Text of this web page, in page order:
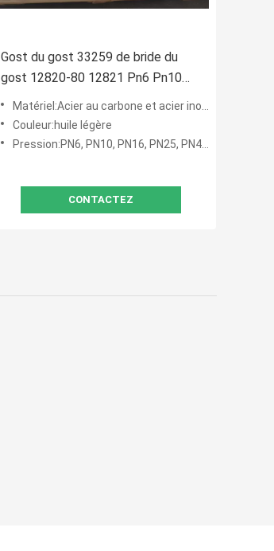
Gost du gost 33259 de bride du
gost 12820-80 12821 Pn6 Pn10
Pn16 Pn25 Pn64 Pn100 St20
Matériel:Acier au carbone et acier inoxydable
Couleur:huile légère
Pression:PN6, PN10, PN16, PN25, PN40, PN64, PN100,
CONTACTEZ